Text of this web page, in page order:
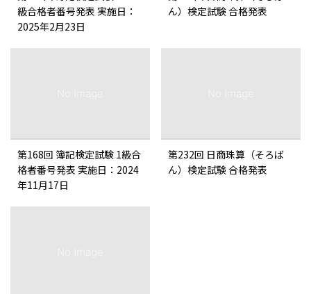
級合格者番号発表 実施日：
2025年2月23日
ん）検定試験 合格発表
第168回 簿記検定試験 1級合
格者番号発表 実施日：2024
年11月17日
第232回 日商珠算（そろば
ん）検定試験 合格発表